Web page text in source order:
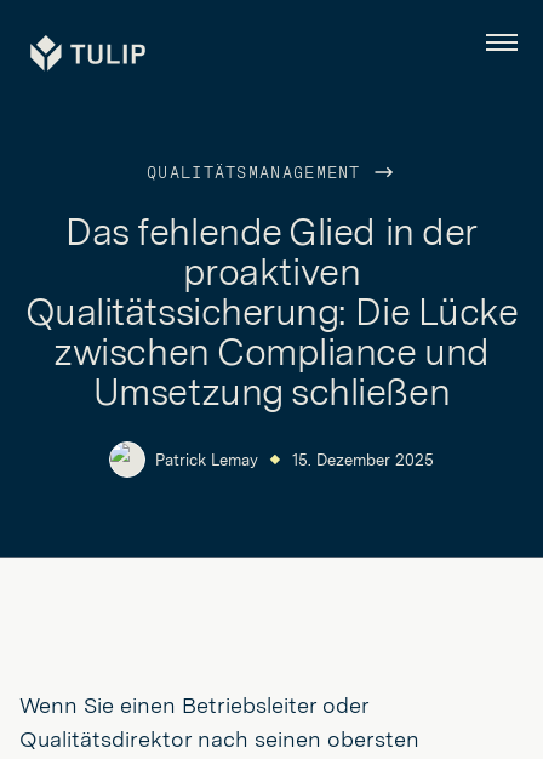
Tulip Menü
QUALITÄTSMANAGEMENT
Das fehlende Glied in der
proaktiven
Qualitätssicherung: Die Lücke
zwischen Compliance und
Umsetzung schließen
Patrick Lemay 15. Dezember 2025
Wenn Sie einen Betriebsleiter oder
Qualitätsdirektor nach seinen obersten